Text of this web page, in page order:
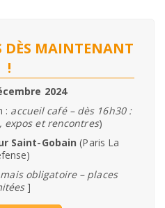
DÈS MAINTENANT
!
2024
: accueil café – dès 16h30 :
expos et rencontres)
Saint-Gobain (Paris La
obligatoire – places
]